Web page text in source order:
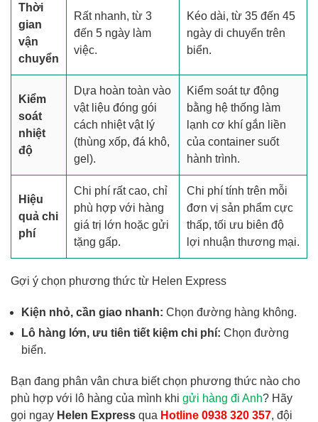
Thời
gian
vận
chuyển
Rất nhanh, từ 3
đến 5 ngày làm
việc.
Kéo dài, từ 35 đến 45
ngày di chuyển trên
biển.
Kiểm
soát
nhiệt
độ
Dựa hoàn toàn vào
vật liệu đóng gói
cách nhiệt vật lý
(thùng xốp, đá khô,
gel).
Kiểm soát tự động
bằng hệ thống làm
lạnh cơ khí gắn liền
của container suốt
hành trình.
Hiệu
quả chi
phí
Chi phí rất cao, chỉ
phù hợp với hàng
giá trị lớn hoặc gửi
tặng gấp.
Chi phí tính trên mỗi
đơn vị sản phẩm cực
thấp, tối ưu biên độ
lợi nhuận thương mại.
Gợi ý chọn phương thức từ Helen Express
Kiện nhỏ, cần giao nhanh: Chọn đường hàng không.
Lô hàng lớn, ưu tiên tiết kiệm chi phí: Chọn đường
biển.
Bạn đang phân vân chưa biết chọn phương thức nào cho
phù hợp với lô hàng của mình khi gửi hàng đi Anh? Hãy
gọi ngay Helen Express qua Hotline 0938 320 357, đội